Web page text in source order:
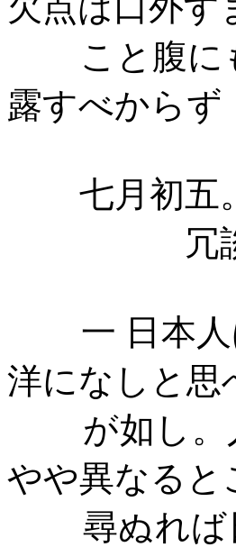
こと腹に
露すべからず
七月初五
冗談
一 日本
洋になしと思
が如し
やや異なると
尋ぬれ